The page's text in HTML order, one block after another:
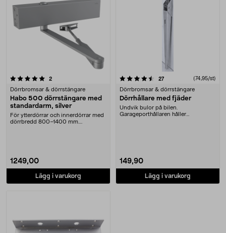
2recensioner
Dörrbromsar & dörrstängare
Habo 500 dörrstängare med
standardarm, silver
För ytterdörrar och innerdörrar med
dörrbredd 800–1400 mm.
1249,00
Lägg i varukorg
4.5 av 5 stjärnor 27recensioner (74,95/st)
Dörrbromsar & dörrstängare
Dörrhållare med fjäder
Undvik bulor på bilen.
Garageporthållaren håller
149,90
Lägg i varukorg